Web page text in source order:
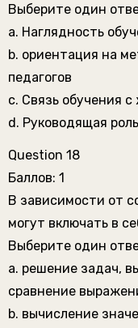
Выберите один
a. Наглядность
b. ориентация на
педагогов
c. Связь обучения
d. Руководящая
Question 18
Баллов: 1
В зависимости от
могут включать в
Выберите один
a. решение задач,
сравнение
b. вычисление